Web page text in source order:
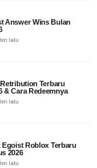
Answer Wins Bulan
lalu
Terbaru
& Cara Redeemnya
lalu
Roblox Terbaru
2026
lalu